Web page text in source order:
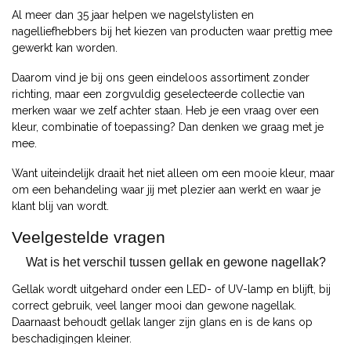
Al meer dan 35 jaar helpen we nagelstylisten en
nagelliefhebbers bij het kiezen van producten waar prettig mee
gewerkt kan worden.
Daarom vind je bij ons geen eindeloos assortiment zonder
richting, maar een zorgvuldig geselecteerde collectie van
merken waar we zelf achter staan. Heb je een vraag over een
kleur, combinatie of toepassing? Dan denken we graag met je
mee.
Want uiteindelijk draait het niet alleen om een mooie kleur, maar
om een behandeling waar jij met plezier aan werkt en waar je
klant blij van wordt.
Veelgestelde vragen
Wat is het verschil tussen gellak en gewone nagellak?
Gellak wordt uitgehard onder een LED- of UV-lamp en blijft, bij
correct gebruik, veel langer mooi dan gewone nagellak.
Daarnaast behoudt gellak langer zijn glans en is de kans op
beschadigingen kleiner.